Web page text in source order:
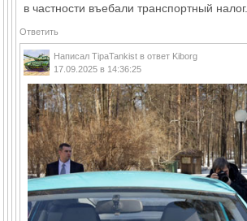
в частности въебали транспортный налог.
Ответить
Написал TipaTankist в ответ Kiborg
17.09.2025 в 14:36:25